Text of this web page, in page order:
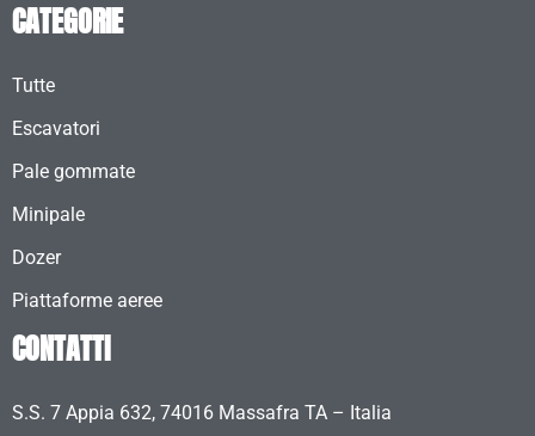
CATEGORIE
Tutte
Escavatori
Pale gommate
Minipale
Dozer
Piattaforme aeree
CONTATTI
S.S. 7 Appia 632, 74016 Massafra TA – Italia